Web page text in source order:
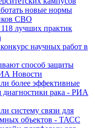
новые нормы
СВО
лучших практик
научных работ в
способ защиты
Новости
более эффективные
диагностики рака - РИА
систему связи для
объектов - ТАСС